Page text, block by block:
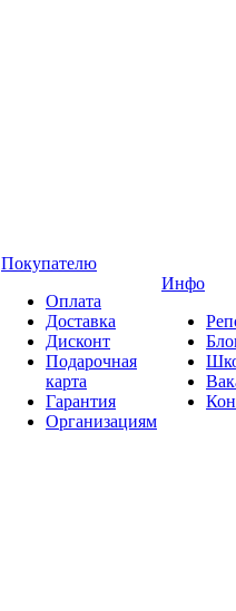
Покупателю
Оплата
Доставка
Дисконт
Подарочная
карта
Гарантия
Организациям
Инфо